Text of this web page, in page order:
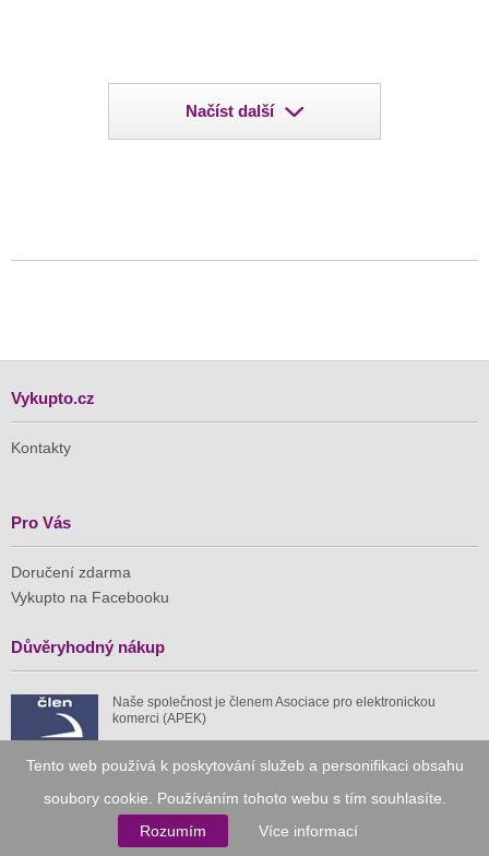
Tento web používá k poskytování služeb a personifikaci obsahu
soubory cookie. Používáním tohoto webu s tím souhlasíte.
Rozumím
Více informací
Načíst další
Vykupto.cz
Kontakty
Pro Vás
Doručení zdarma
Vykupto na Facebooku
Důvěryhodný nákup
Naše společnost je členem Asociace pro elektronickou
komerci (APEK)